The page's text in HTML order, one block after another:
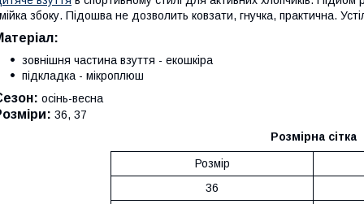
збоку. Підошва не дозволить ковзати, гнучка, практична.
зовнішня частина взуття - екошкіра
підкладка - мікроплюш
осінь-весна
36, 37
Розмірна сітка
Розмір
36